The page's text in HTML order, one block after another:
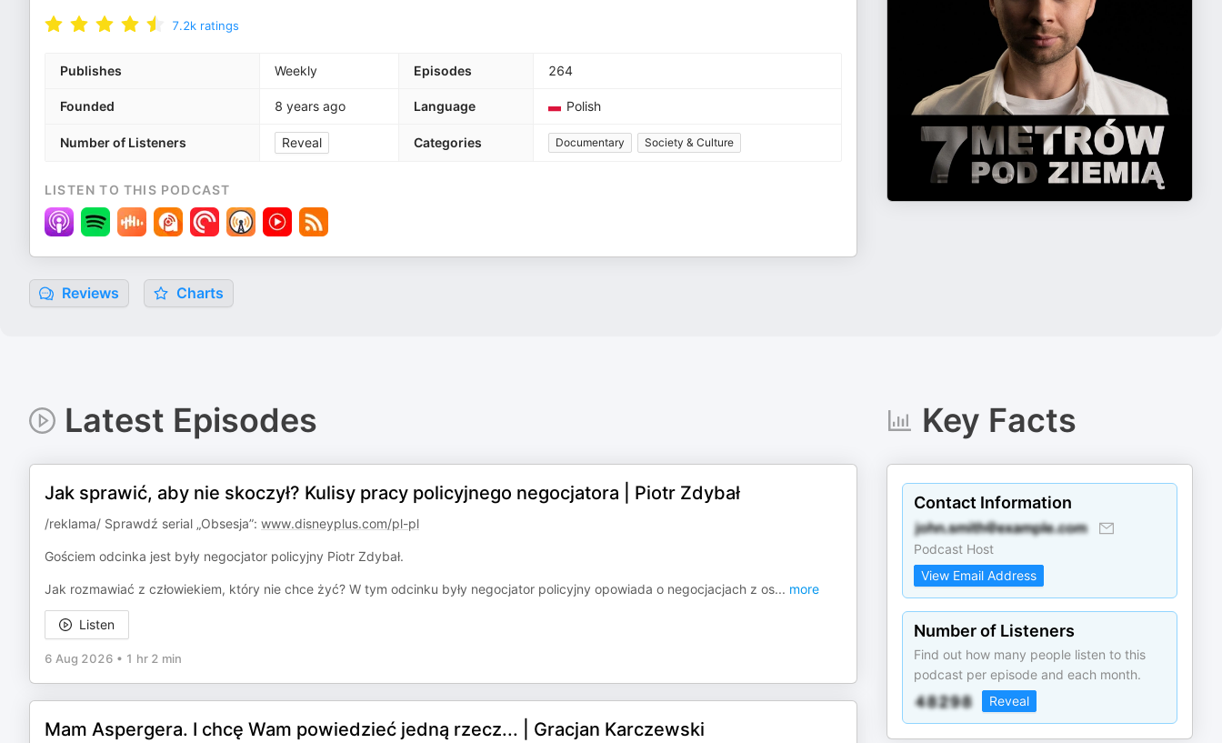
7.2k ratings
Publishes Weekly Episodes 264
Founded 8 years ago Language Polish
Number of Listeners Reveal Categories Documentary Society & Culture
LISTEN TO THIS PODCAST
Reviews Charts
Latest Episodes
Jak sprawić, aby nie skoczył? Kulisy pracy policyjnego negocjatora | Piotr Zdybał
/reklama/ Sprawdź serial „Obsesja”: www.disneyplus.com/pl-pl
Gościem odcinka jest były negocjator policyjny Piotr Zdybał.
Jak rozmawiać z człowiekiem, który nie chce żyć? W tym odcinku były negocjator policyjny opowiada o negocjacjach z os... more
Listen
6 Aug 2026 • 1 hr 2 min
Mam Aspergera. I chcę Wam powiedzieć jedną rzecz... | Gracjan Karczewski
Key Facts
Contact Information
Podcast Host
View Email Address
Number of Listeners
Find out how many people listen to this
podcast per episode and each month.
Reveal